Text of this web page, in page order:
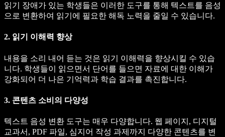
읽기 장애가 있는 학생들은 이러한 도구를 통해 텍스트를 음성
으로 변환하여 읽기에 필요한 해독 노력을 줄일 수 있습니다.
2. 읽기 이해력 향상
내용을 소리 내어 듣는 것은 읽기 이해력을 향상시킬 수 있습
니다. 학생들이 읽으면서 단어를 들으면 자료에 대한 이해가
강화되어 더 나은 기억력과 학습 결과를 촉진합니다.
3. 콘텐츠 소비의 다양성
텍스트 음성 변환 도구는 매우 다양합니다. 웹 페이지, 디지털
교과서, PDF 파일, 심지어 작성 과제까지 다양한 콘텐츠를 변